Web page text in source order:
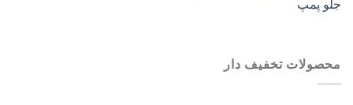
محصولات تخفیف دار